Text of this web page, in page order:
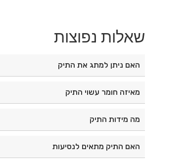
שאלות נפוצות
האם ניתן למתג את התיק
מאיזה חומר עשוי התיק
מה מידות התיק
האם התיק מתאים לנסיעות